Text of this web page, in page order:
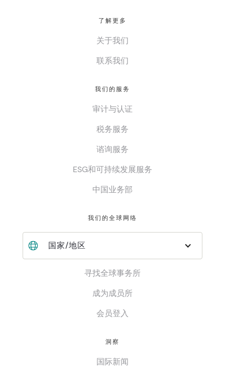
了解更多
关于我们
联系我们
我们的服务
审计与认证
税务服务
谘询服务
ESG和可持续发展服务
中国业务部
我们的全球网络
国家/地区
寻找全球事务所
成为成员所
会员登入
洞察
国际新闻